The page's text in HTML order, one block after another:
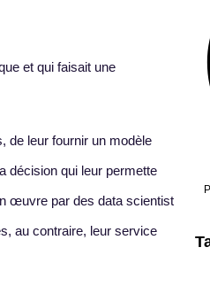
et qui faisait une
de leur fournir un modèle
décision qui leur permette
œuvre par des data scientist
au contraire, leur service